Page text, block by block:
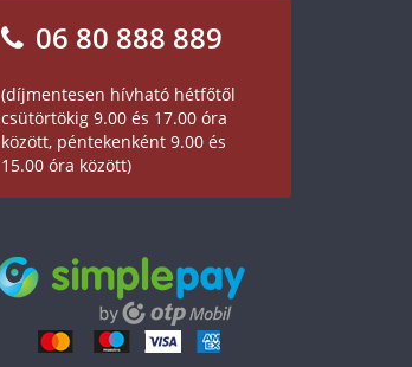
199 900 Ft
06 80 888 889
(díjmentesen hívható hétfőtől
csütörtökig 9.00 és 17.00 óra
között, péntekenként 9.00 és
15.00 óra között)